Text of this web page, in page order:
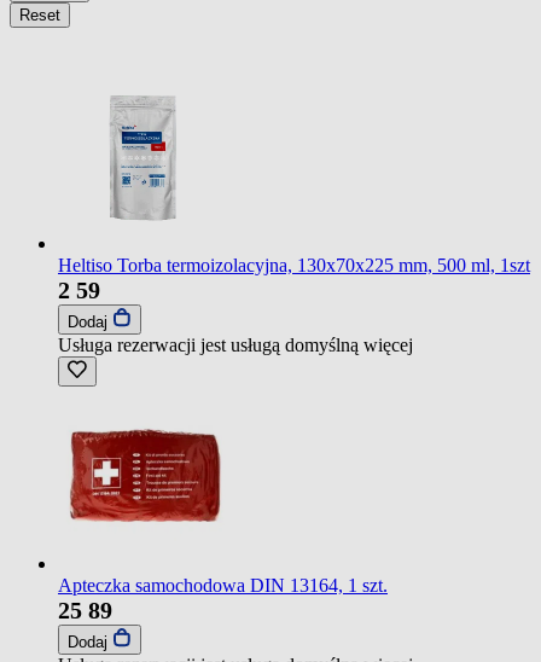
Reset
Heltiso Torba termoizolacyjna, 130x70x225 mm, 500 ml, 1szt
2 59
Dodaj
Usługa rezerwacji jest usługą domyślną więcej
Apteczka samochodowa DIN 13164, 1 szt.
25 89
Dodaj